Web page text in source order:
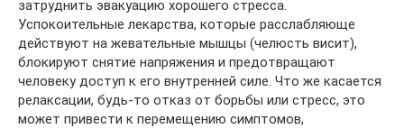
затруднить эвакуацию хорошего стресса.
Успокоительные лекарства, которые расслабляюще
действуют на жевательные мышцы (челюсть висит),
блокируют снятие напряжения и предотвращают
человеку доступ к его внутренней силе. Что же касается
релаксации, будь-то отказ от борьбы или стресс, это
может привести к перемещению симптомов,